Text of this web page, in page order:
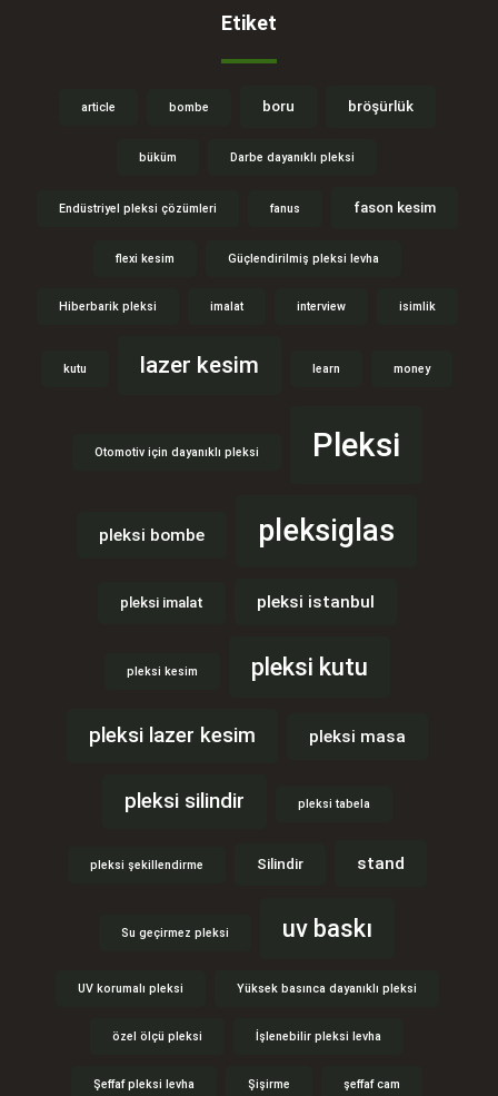
Etiket
article bombe boru bröşürlük
büküm Darbe dayanıklı pleksi
Endüstriyel pleksi çözümleri fanus fason kesim
flexi kesim Güçlendirilmiş pleksi levha
Hiberbarik pleksi imalat interview isimlik
kutu lazer kesim learn money
Otomotiv için dayanıklı pleksi Pleksi
pleksi bombe pleksiglas
pleksi imalat pleksi istanbul
pleksi kesim pleksi kutu
pleksi lazer kesim pleksi masa
pleksi silindir pleksi tabela
pleksi şekillendirme Silindir stand
Su geçirmez pleksi uv baskı
UV korumalı pleksi Yüksek basınca dayanıklı pleksi
özel ölçü pleksi İşlenebilir pleksi levha
Şeffaf pleksi levha Şişirme şeffaf cam